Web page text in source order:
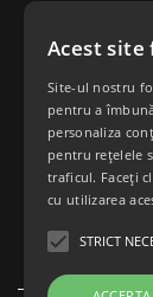
Acest site
Site-ul nostru
pentru a
personaliza
pentru rețelele
traficul. Faceți
cu utilizarea
STRICT